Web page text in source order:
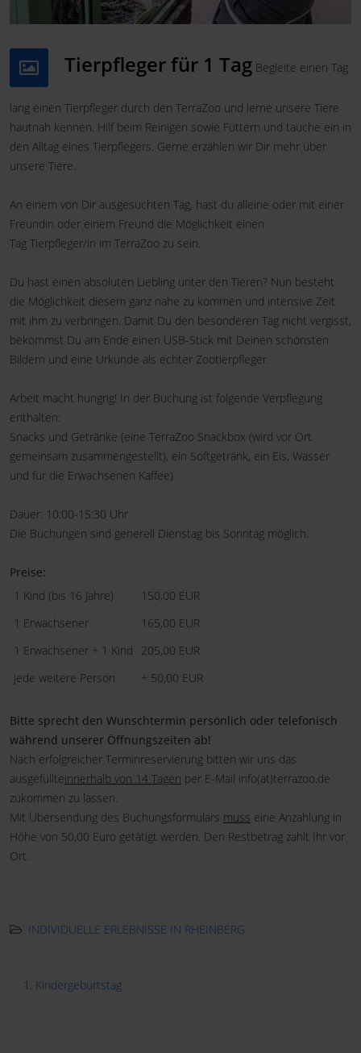
Tierpfleger für 1 Tag Begleite einen Tag
lang einen Tierpfleger durch den TerraZoo und lerne unsere Tiere
hautnah kennen. Hilf beim Reinigen sowie Füttern und tauche ein in
den Alltag eines Tierpflegers. Gerne erzählen wir Dir mehr über
unsere Tiere.
An einem von Dir ausgesuchten Tag, hast du alleine oder mit einer
Freundin oder einem Freund die Möglichkeit einen
Tag Tierpfleger/in im TerraZoo zu sein.
Du hast einen absoluten Liebling unter den Tieren? Nun besteht
die Möglichkeit diesem ganz nahe zu kommen und intensive Zeit
mit ihm zu verbringen. Damit Du den besonderen Tag nicht vergisst,
bekommst Du am Ende einen USB-Stick mit Deinen schönsten
Bildern und eine Urkunde als echter Zootierpfleger.
Arbeit macht hungrig! In der Buchung ist folgende Verpflegung
enthalten:
Snacks und Getränke (eine TerraZoo Snackbox (wird vor Ort
gemeinsam zusammengestellt), ein Softgetränk, ein Eis, Wasser
und für die Erwachsenen Kaffee)
Dauer: 10:00-15:30 Uhr
Die Buchungen sind generell Dienstag bis Sonntag möglich.
Preise:
1 Kind (bis 16 Jahre)
150,00 EUR
1 Erwachsener
165,00 EUR
1 Erwachsener + 1 Kind
205,00 EUR
jede weitere Person
+ 50,00 EUR
Bitte sprecht den Wunschtermin persönlich oder telefonisch
während unserer Öffnungszeiten ab!
Nach erfolgreicher Terminreservierung bitten wir uns das
ausgefüllteinnerhalb von 14 Tagen per E-Mail info(at)terrazoo.de
zukommen zu lassen.
Mit Übersendung des Buchungsformulars muss eine Anzahlung in
Höhe von 50,00 Euro getätigt werden. Den Restbetrag zahlt Ihr vor
Ort.
INDIVIDUELLE ERLEBNISSE IN RHEINBERG
Kindergeburtstag